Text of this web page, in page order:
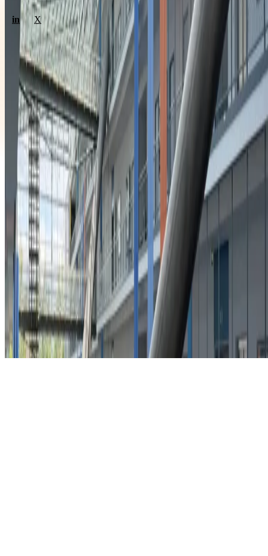
in
X
Weptun GmbH
Tiepolostr. 3
80638 München +49 89 178 52 01 kontakt@weptun.de